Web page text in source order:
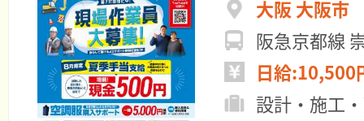
大阪 大阪市
阪急京都線
日給:10,500
設計・施工